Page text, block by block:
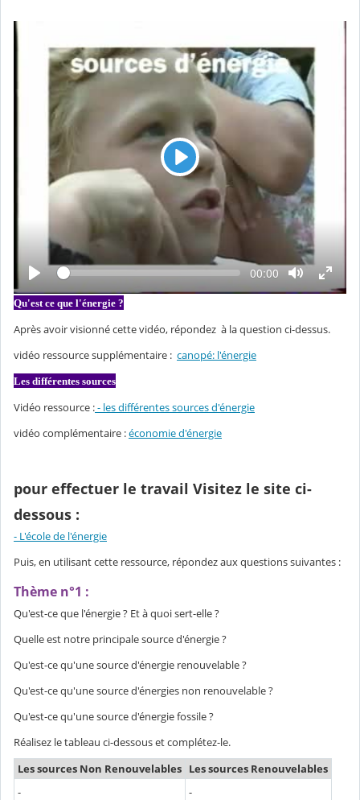
L
c
r
e
L
e
c
r
e
T
m
é
o
u
00:00
Qu'est ce que l'énergie ?
Après avoir visionné cette vidéo, répondez à la question ci-dessus.
vidéo ressource supplémentaire : canopé: l'énergie
Les différentes sources
Vidéo ressource :- les différentes sources d'énergie
vidéo complémentaire :économie d'énergie
pour effectuer le travail Visitez le site ci-
dessous :
- L'école de l'énergie
Puis, en utilisant cette ressource, répondez aux questions suivantes :
Thème n°1 :
Qu'est-ce que l'énergie ? Et à quoi sert-elle ?
Quelle est notre principale source d'énergie ?
Qu'est-ce qu'une source d'énergie renouvelable ?
Qu'est-ce qu'une source d'énergies non renouvelable ?
Qu'est-ce qu'une source d'énergie fossile ?
Réalisez le tableau ci-dessous et complétez-le.
Les sources Non Renouvelables Les sources Renouvelables
-
-